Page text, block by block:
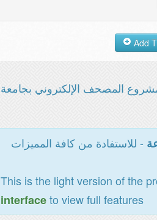
المصحف الإلكتروني بجامعة
- للاستفادة من كافة المميزات
This is the light version of the
interfaceto view full features